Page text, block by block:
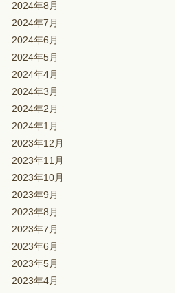
2024年8月
2024年7月
2024年6月
2024年5月
2024年4月
2024年3月
2024年2月
2024年1月
2023年12月
2023年11月
2023年10月
2023年9月
2023年8月
2023年7月
2023年6月
2023年5月
2023年4月